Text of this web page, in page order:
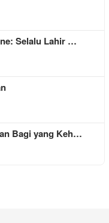
Selalu Lahir …
Bagi yang Keh…